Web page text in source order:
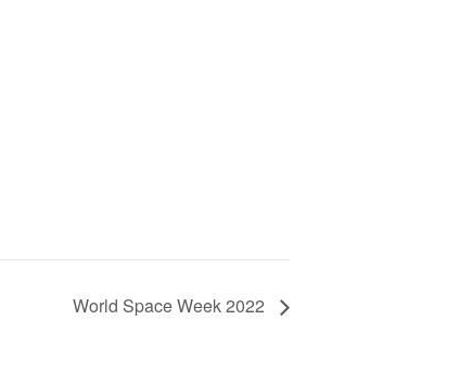
World Space Week 2022